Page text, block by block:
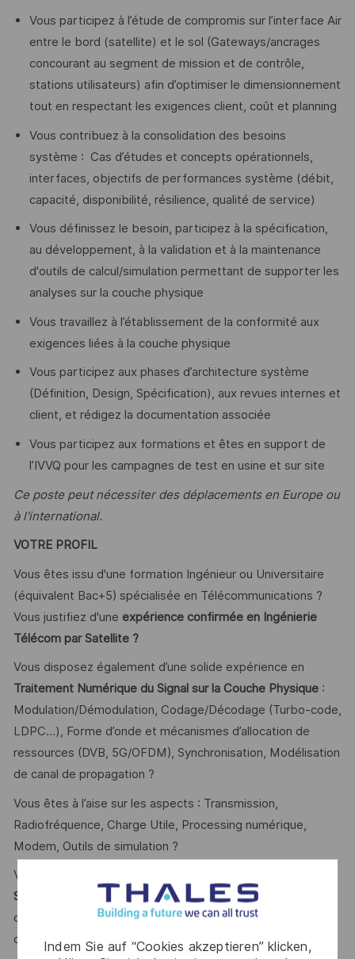
Indem Sie auf “Cookies akzeptieren” klicken,
Vous participez à l’étude de compromis sur l’interface Air
entre le bord (satellite) et le sol (Gateways/ancrages
concourant au segment de mission et de contrôle,
stations utilisateurs) afin d’optimiser le dimensionnement
tout en respectant les exigences client, coût et planning
Vous contribuez à la consolidation des besoins
système : Cas d’études et concepts opérationnels,
interfaces, objectifs de performances système (débit,
capacité, disponibilité, résilience, qualité de service)
Vous définissez le besoin, participez à la spécification,
au développement, à la validation et à la maintenance
d'outils de calcul/simulation permettant de supporter les
analyses sur la couche physique
Vous travaillez à l’établissement de la conformité aux
exigences liées à la couche physique
Vous participez aux phases d’architecture système
(Définition, Design, Spécification), aux revues internes et
client, et rédigez la documentation associée
Vous participez aux formations et êtes en support de
l’IVVQ pour les campagnes de test en usine et sur site
Ce poste peut nécessiter des déplacements en Europe ou
à l'international.
VOTRE PROFIL
Vous êtes issu d'une formation Ingénieur ou Universitaire
(équivalent Bac+5) spécialisée en Télécommunications ?
Vous justifiez d'une expérience confirmée en Ingénierie
Télécom par Satellite ?
Vous disposez également d’une solide expérience en
Traitement Numérique du Signal sur la Couche Physique :
Modulation/Démodulation, Codage/Décodage (Turbo-code,
LDPC…), Forme d’onde et mécanismes d’allocation de
ressources (DVB, 5G/OFDM), Synchronisation, Modélisation
de canal de propagation ?
Vous êtes à l’aise sur les aspects : Transmission,
Radiofréquence, Charge Utile, Processing numérique,
Modem, Outils de simulation ?
Vous avez une expérience en
Système de Télécommunications(bilan de liaison,
contraintes de réglementation/coordination, analyse
d’interférents, analyse de disponibilité…) ?